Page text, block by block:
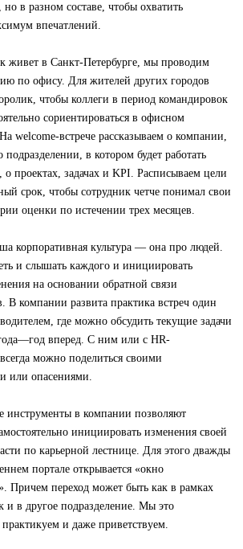
но в разном составе, чтобы охватить
впечатлений.
живет в Санкт-Петербурге, мы проводим
по офису. Для жителей других городов
чтобы коллеги в период командировок
сориентироваться в офисном
welcome-встрече рассказываем о компании,
подразделении, в котором будет работать
о проектах, задачах и KPI. Расписываем цели
срок, чтобы сотрудник четче понимал свои
оценки по истечении трех месяцев.
корпоративная культура — она про людей.
и слышать каждого и инициировать
на основании обратной связи
В компании развита практика встреч один
где можно обсудить текущие задачи
вперед. С ним или с HR-
можно поделиться своими
или опасениями.
в компании позволяют
инициировать изменения своей
по карьерной лестнице. Для этого дважды
портале открывается «окно
Причем переход может быть как в рамках
и в другое подразделение. Мы это
практикуем и даже приветствуем.